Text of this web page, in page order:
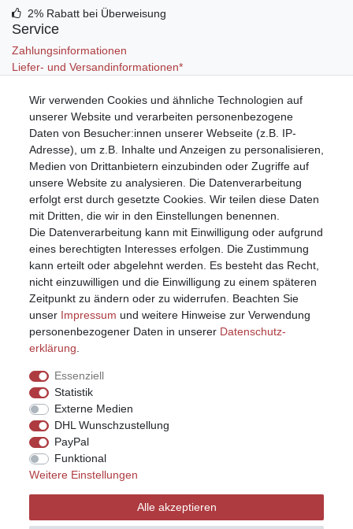
2% Rabatt bei Überweisung
Service
Zahlungsinformationen
Liefer- und Versandinformationen*
Mein Konto
Registrieren
Anmelden (Login)
Warenkorb
Wir verwenden Cookies und ähnliche Technologien auf
unserer Website und verarbeiten personenbezogene
Daten von Besucher:innen unserer Webseite (z.B. IP-
Adresse), um z.B. Inhalte und Anzeigen zu personalisieren,
Medien von Drittanbietern einzubinden oder Zugriffe auf
unsere Website zu analysieren. Die Datenverarbeitung
erfolgt erst durch gesetzte Cookies. Wir teilen diese Daten
mit Dritten, die wir in den Einstellungen benennen.
Die Datenverarbeitung kann mit Einwilligung oder aufgrund
eines berechtigten Interesses erfolgen. Die Zustimmung
kann erteilt oder abgelehnt werden. Es besteht das Recht,
nicht einzuwilligen und die Einwilligung zu einem späteren
Zeitpunkt zu ändern oder zu widerrufen. Beachten Sie
unser Impressum und weitere Hinweise zur Verwendung
personenbezogener Daten in unserer Daten­schutz­
erklärung
Essenziell
Statistik
Externe Medien
DHL Wunschzustellung
PayPal
Funktional
Weitere Einstellungen
Alle akzeptieren